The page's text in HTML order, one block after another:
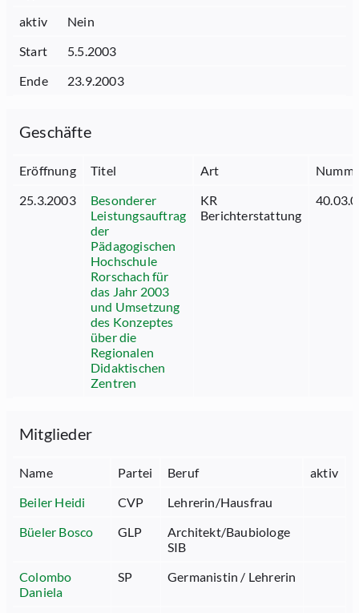
aktiv
Nein
Start
5.5.2003
Ende
23.9.2003
Geschäfte
Eröffnung Titel Art
25.3.2003
Besonderer
Leistungsauftrag
der
Pädagogischen
Hochschule
Rorschach für
das Jahr 2003
und Umsetzung
des Konzeptes
über die
Regionalen
Didaktischen
Zentren
KR
Berichterstattung
Mitglieder
Name Partei Beruf
aktiv
Beiler Heidi
CVP
Lehrerin/Hausfrau
Büeler Bosco
GLP
Architekt/Baubiologe
SIB
Colombo
Daniela
SP Germanistin / Lehrerin